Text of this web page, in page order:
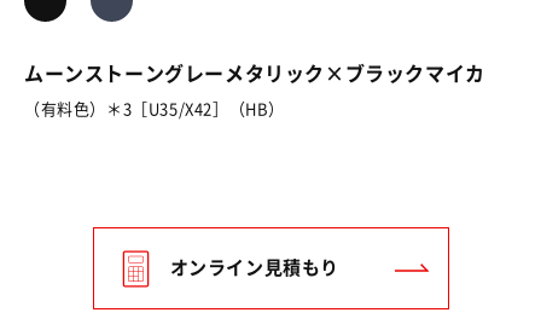
ムーンストーングレーメタリック×ブラックマイカ
（有料色）＊3［U35/X42］（HB）
オンライン見積もり